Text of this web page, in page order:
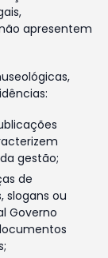
apresentem
gestão;
de
ou
Governo